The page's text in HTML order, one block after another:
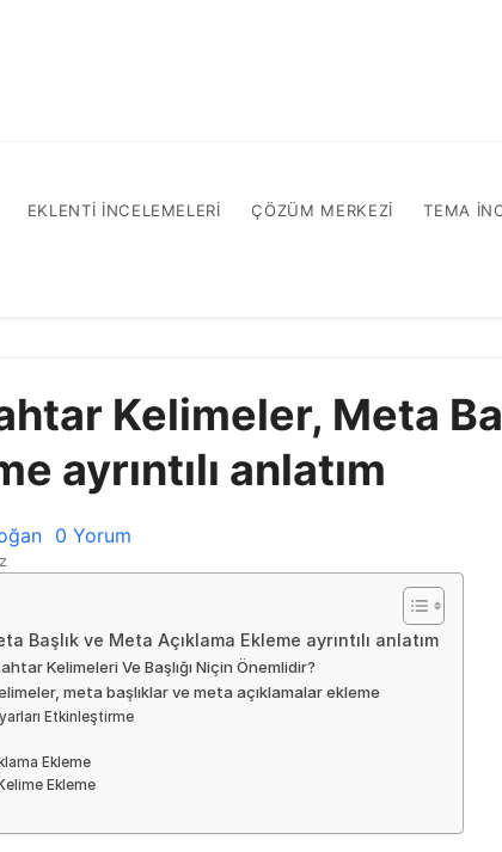
EKLENTI INCELEMELERI ÇÖZÜM MERKEZI TEMA
Kelimeler, Meta
ayrıntılı anlatım
0 Yorum
Başlık ve Meta Açıklama Ekleme ayrıntılı anlatım
Kelimeleri Ve Başlığı Niçin Önemlidir?
meta başlıklar ve meta açıklamalar ekleme
Etkinleştirme
Ekleme
Ekleme